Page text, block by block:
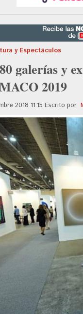
y Espectáculos
galerías y
2019
2018 11:15 Escrito por